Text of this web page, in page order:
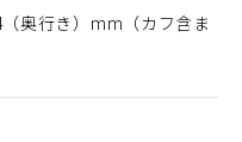
奥行き）mm（カフ含ま